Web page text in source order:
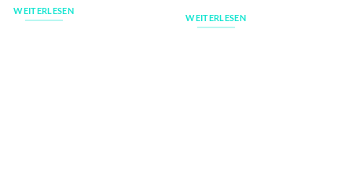
WEITERLESEN
WEITERLESEN